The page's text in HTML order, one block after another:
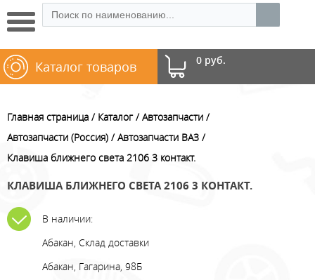
0 руб.
Каталог товаров
Главная страница Каталог
Автозапчасти
Автозапчасти (Россия)
Автозапчасти ВАЗ
Клавиша ближнего света 2106 3 контакт.
КЛАВИША БЛИЖНЕГО СВЕТА 2106 3 КОНТАКТ.
В наличии:
Абакан, Склад доставки
Абакан, Гагарина, 98Б